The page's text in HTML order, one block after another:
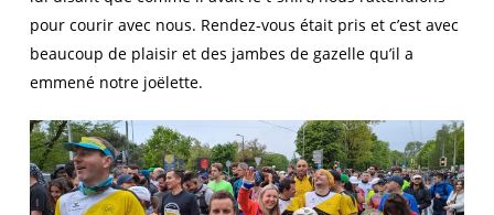
pour courir avec nous. Rendez-vous était pris et c’est avec
beaucoup de plaisir et des jambes de gazelle qu’il a
emmené notre joëlette.